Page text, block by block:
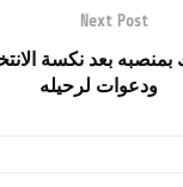
Next Post
بعد نكسة
ودعوات لرحيله